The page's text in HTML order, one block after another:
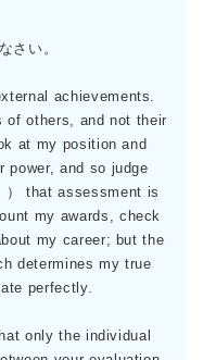
択肢Cの内容と完全に一
であるため誤りであ
さい。
achievements.
of others, and not their
at my position and
power, and so judge
that assessment is
my awards, check
my career; but the
determines my true
perfectly.
only the individual